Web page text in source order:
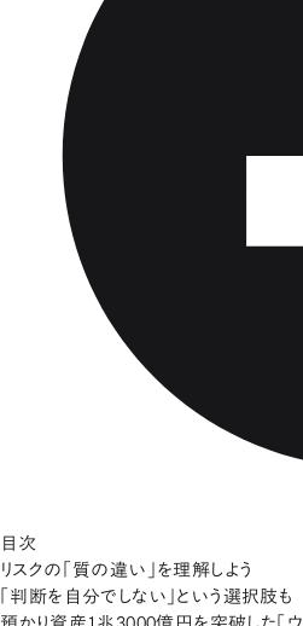
目次
リスクの「質の違い」を理解しよう
「判断を自分でしない」という選択肢も